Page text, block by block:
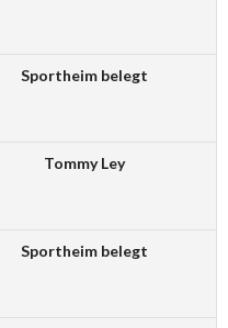
Sportheim belegt
Tommy Ley
Sportheim belegt